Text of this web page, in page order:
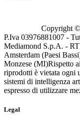
Copyright
P.Iva 03976881007 -
Mediamond S.p.A. -
Amsterdam (Paesi
Monzese (MI)Rispetto
riprodotti è vietata ogni
sistemi di intelligenza
espresso di utilizzare
Legal